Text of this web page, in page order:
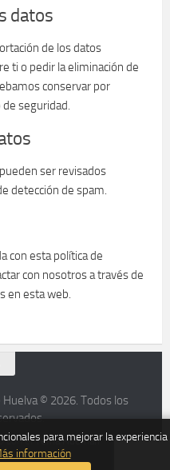
para mejorar la experiencia
información
datos
de los datos
ti o pedir la eliminación de
conservar por
seguridad.
ser revisados
detección de spam.
con esta política de
con nosotros a través de
en esta web.
© 2026. Todos los
con elTema Hueman